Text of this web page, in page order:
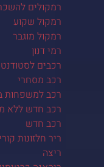
רמקולים
רמקול שקוע
רמקול מוגבר
רמי דנון
רכבים
רכב מסחרי
רכב למשפחות
רכב חדש ללא
רכב חדש
ריר חלזונות
ריצה